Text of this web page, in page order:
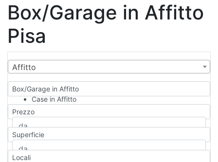
Box/Garage in Affitto
Pisa
Affitto
Box/Garage in Affitto
Case in Affitto
Qualsiasi
Appartamento
Casa indipendente
Casa Semi-indipendente
Attico/Mansarda
Prezzo
Superficie
Locali